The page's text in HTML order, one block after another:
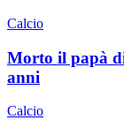
Calcio
Morto il papà
anni
Calcio